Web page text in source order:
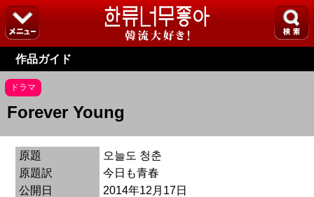
作品ガイド
ドラマ
Forever Young
原題
오늘도 청춘
原題訳
今日も青春
公開日
2014年12月17日